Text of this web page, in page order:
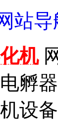
站导
机
孵
设